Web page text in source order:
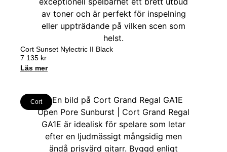
Cort Sunset Nylectric II Black
7 135 kr
Läs mer
Cort